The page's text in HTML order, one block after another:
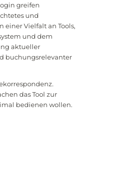
greifen
und
einer Vielfalt an Tools,
und dem
aktueller
buchungsrelevanter
das Tool zur
bedienen wollen.